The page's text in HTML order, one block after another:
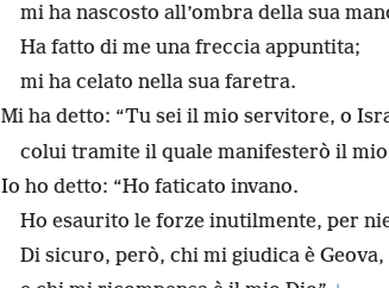
mi ha nascosto all’ombra della sua
Ha fatto di me una freccia appuntita;
mi ha celato nella sua faretra.
Mi ha detto: “Tu sei il mio servitore, o
colui tramite il quale manifesterò il mio
Io ho detto: “Ho faticato invano.
Ho esaurito le forze inutilmente, per
Di sicuro, però, chi mi giudica è Geova,